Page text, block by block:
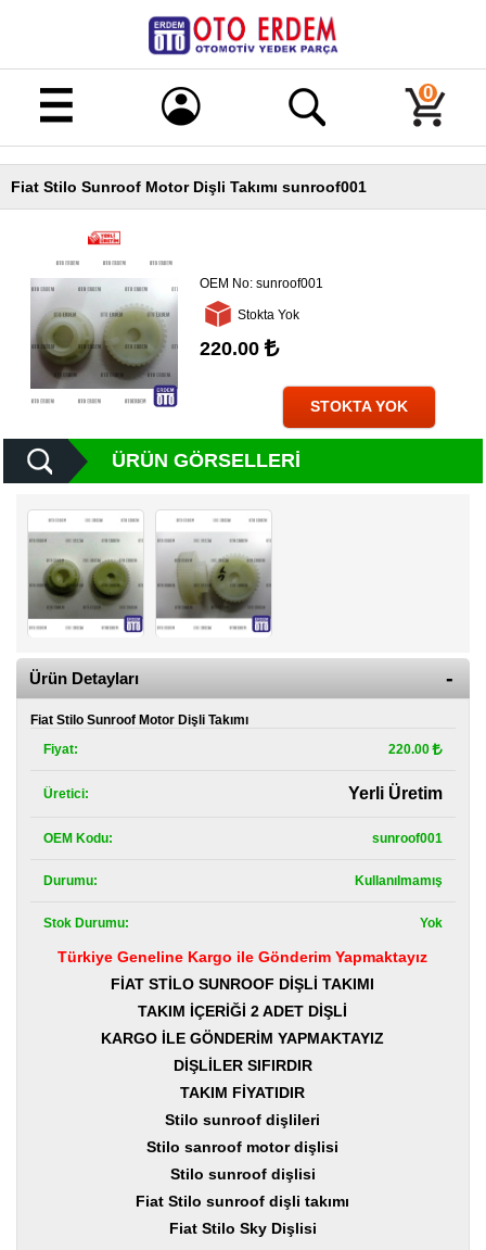
Merhaba!
Giriş
Kayıt
Kampanyalı
Ürünler
Tüm
Ürünler
Banka
Hesapları
İletişim
Kategoriler
Renault
Yedek
Parça
Fiat
Parça
TOFAŞ
Yedek
DACIA
Yedek
Romeo
Parça
0
Fiat Stilo Sunroof Motor Dişli Takımı sunroof001
OEM No:sunroof001
Stokta Yok
220.00
STOKTA YOK
ÜRÜN GÖRSELLERI
Ürün Detayları
Fiat Stilo Sunroof Motor Dişli Takımı
Fiyat:
220.00
Üretici: Yerli Üretim
OEM Kodu: sunroof001
Durumu: Kullanılmamış
Stok Durumu: Yok
Türkiye Geneline Kargo ile Gönderim Yapmaktayız
FİAT STİLO SUNROOF DİŞLİ TAKIMI
TAKIM İÇERİĞİ 2 ADET DİŞLİ
KARGO İLE GÖNDERİM YAPMAKTAYIZ
DİŞLİLER SIFIRDIR
TAKIM FİYATIDIR
Stilo sunroof dişlileri
Stilo sanroof motor dişlisi
Stilo sunroof dişlisi
Fiat Stilo sunroof dişli takımı
Fiat Stilo Sky Dişlisi